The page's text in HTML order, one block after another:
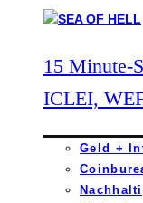
15 Minute-
ICLEI,
Geld +